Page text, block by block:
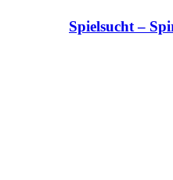
Spielsucht –